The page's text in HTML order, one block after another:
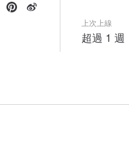
上次上線
超過 1 週